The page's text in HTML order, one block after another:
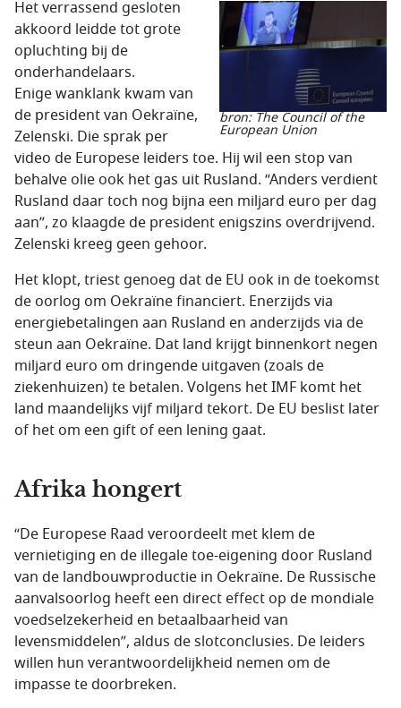
bron: The Council of the
European Union
Het verrassend gesloten
akkoord leidde tot grote
opluchting bij de
onderhandelaars.
Enige wanklank kwam van
de president van Oekraïne,
Zelenski. Die sprak per
video de Europese leiders toe. Hij wil een stop van
behalve olie ook het gas uit Rusland. “Anders verdient
Rusland daar toch nog bijna een miljard euro per dag
aan”, zo klaagde de president enigszins overdrijvend.
Zelenski kreeg geen gehoor.
Het klopt, triest genoeg dat de EU ook in de toekomst
de oorlog om Oekraïne financiert. Enerzijds via
energiebetalingen aan Rusland en anderzijds via de
steun aan Oekraïne. Dat land krijgt binnenkort negen
miljard euro om dringende uitgaven (zoals de
ziekenhuizen) te betalen. Volgens het IMF komt het
land maandelijks vijf miljard tekort. De EU beslist later
of het om een gift of een lening gaat.
Afrika hongert
“De Europese Raad veroordeelt met klem de
vernietiging en de illegale toe-eigening door Rusland
van de landbouwproductie in Oekraïne. De Russische
aanvalsoorlog heeft een direct effect op de mondiale
voedselzekerheid en betaalbaarheid van
levensmiddelen”, aldus de slotconclusies. De leiders
willen hun verantwoordelijkheid nemen om de
impasse te doorbreken.